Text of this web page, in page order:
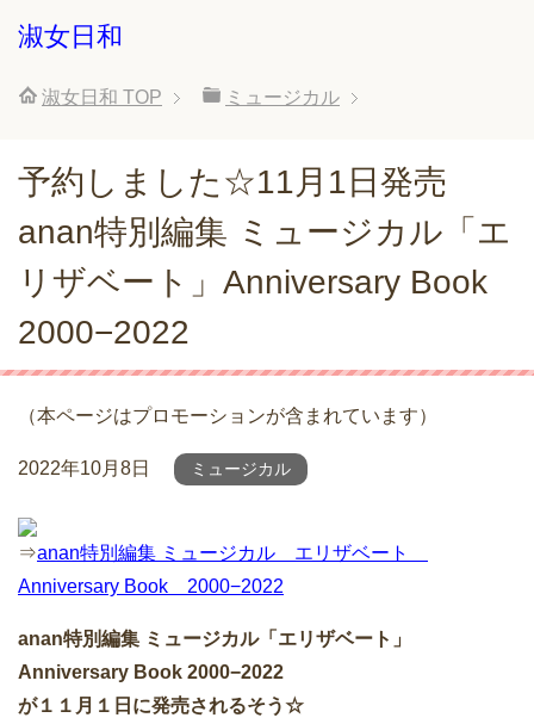
淑女日和
淑女日和 TOP ミュージカル
予約しました☆11月1日発売
anan特別編集 ミュージカル「エ
リザベート」Anniversary Book
2000−2022
（本ページはプロモーションが含まれています）
2022年10月8日 ミュージカル
⇒anan特別編集 ミュージカル エリザベート
Anniversary Book 2000−2022
anan特別編集 ミュージカル「エリザベート」
Anniversary Book 2000−2022
が１１月１日に発売されるそう☆